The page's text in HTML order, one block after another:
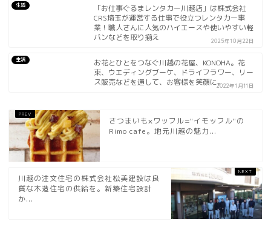
生活
「お仕事ぐるまレンタカー川越店」は株式会社
CRS埼玉が運営する仕事で役立つレンタカー事
業！職人さんに人気のハイエースや使いやすい軽
バンなどを取り揃え
2025年10月22日
生活
お花とひとをつなぐ川越の花屋、KONOHA。花
束、ウエディングブーケ、ドライフラワー、リー
ス販売などを通して、お客様を笑顔に。2022年1月11日
さつまいも×ワッフル="イモッフル"の
Rimo cafe。地元川越の魅力...
川越の注文住宅の株式会社松美建設は良
質な木造住宅の供給を。新築住宅設計
か...